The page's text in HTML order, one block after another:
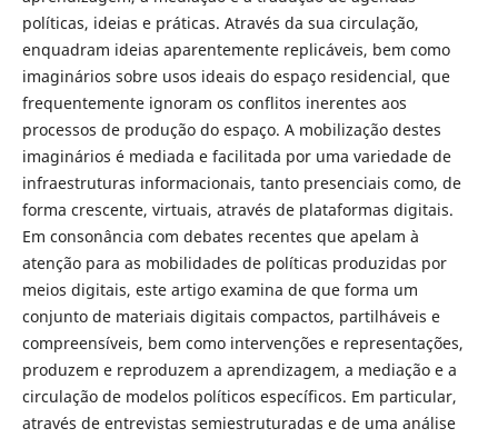
políticas, ideias e práticas. Através da sua circulação,
enquadram ideias aparentemente replicáveis, bem como
imaginários sobre usos ideais do espaço residencial, que
frequentemente ignoram os conflitos inerentes aos
processos de produção do espaço. A mobilização destes
imaginários é mediada e facilitada por uma variedade de
infraestruturas informacionais, tanto presenciais como, de
forma crescente, virtuais, através de plataformas digitais.
Em consonância com debates recentes que apelam à
atenção para as mobilidades de políticas produzidas por
meios digitais, este artigo examina de que forma um
conjunto de materiais digitais compactos, partilháveis e
compreensíveis, bem como intervenções e representações,
produzem e reproduzem a aprendizagem, a mediação e a
circulação de modelos políticos específicos. Em particular,
através de entrevistas semiestruturadas e de uma análise